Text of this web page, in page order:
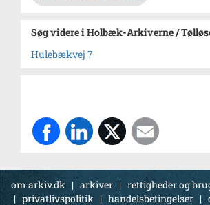
Søg videre i Holbæk-Arkiverne /
Hulebækvej 7
om arkiv.dk | arkiver | rettigheder og
|privatlivspolitik | handelsbetingelser |